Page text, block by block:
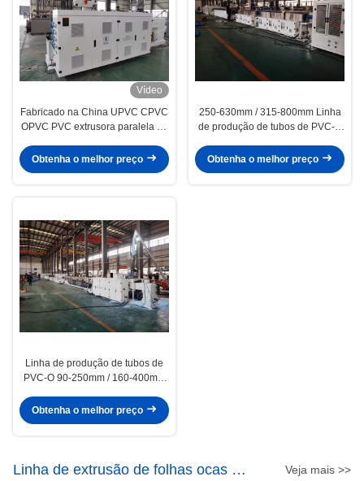
Vídeo
Fabricado na China UPVC CPVC
OPVC PVC extrusora paralela de
alta capacidade de saída e
Obtenha o melhor preço
250-630mm / 315-800mm Linha
de produção de tubos de PVC-O
extrusão de tubos de O-PVC
Obtenha o melhor preço
Linha de produção de tubos de
PVC-O 90-250mm / 160-400mm
de PVC O confiável
Obtenha o melhor preço
Linha de extrusão de folhas ocas de
Veja mais >>